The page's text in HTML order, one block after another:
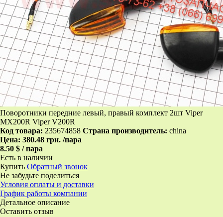
Поворотники передние левый, правый комплект 2шт Viper
MX200R Viper V200R
Код товара: 235674858 Страна производитель: china
Цена: 380.48 грн. /пара
8.50 $ / пара
Есть в наличии
Купить Обратный звонок
Не забудьте поделиться
Условия оплаты и доставки
График работы компании
Детальное описание
Оставить отзыв